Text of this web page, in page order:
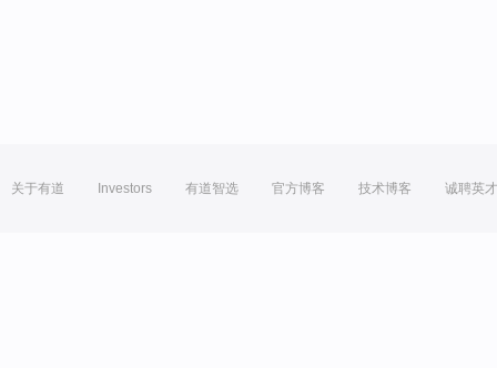
关于有道 Investors 有道智选 官方博客 技术博客 诚聘英才